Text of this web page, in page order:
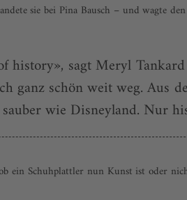
sie bei Pina Bausch – und wagte
history», sagt Meryl
ganz schön weit weg.
wie Disneyland. Nur
ein Schuhplattler nun Kunst ist oder